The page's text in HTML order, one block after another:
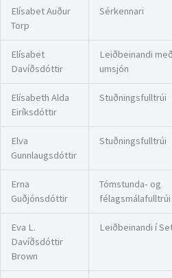
Elísabet Auður
Torp
Sérkennari
Elísabet
Davíðsdóttir
Leiðbeinandi með
umsjón
Elísabeth Alda
Eiríksdóttir
Stuðningsfulltrúi
Elva
Gunnlaugsdóttir
Stuðningsfulltrúi
Erna
Guðjónsdóttir
Tómstunda- og
félagsmálafulltrúi
Eva L.
Davíðsdóttir
Brown
Leiðbeinandi í